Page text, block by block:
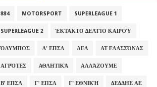
884 MOTORSPORT SUPERLEAGUE 1
SUPERLEAGUE 2 ΈΚΤΑΚΤΟ ΔΕΛΤΊΟ ΚΑΙΡΟΎ
ΌΛΥΜΠΟΣ Α' ΕΠΣΛ ΑΕΛ ΑΤ ΕΛΑΣΣΌΝΑΣ
ΑΓΡΌΤΕΣ ΑΘΛΗΤΙΚΆ ΑΛΛΆΖΟΥΜΕ
Β' ΕΠΣΛ Γ' ΕΠΣΛ Γ' ΕΘΝΙΚΉ ΔΕΔΔΗΕ ΑΕ